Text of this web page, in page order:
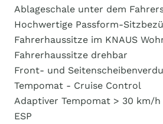
Ablageschale unter dem
Hochwertige Passform-
Fahrerhaussitze im KNAUS
Fahrerhaussitze drehbar
Front- und
Tempomat - Cruise Control
Adaptiver Tempomat > 30 km/h
ESP